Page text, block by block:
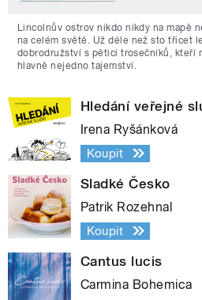
Lincolnův ostrov nikdo nikdy na mapě
na celém světě. Už déle než sto třicet
dobrodružství s pěticí trosečníků, kteří
hlavně nejedno tajemství.
Hledání veřejné
Irena Ryšánková
Koupit
Sladké Česko
Patrik Rozehnal
Koupit
Cantus lucis
Carmina Bohemica